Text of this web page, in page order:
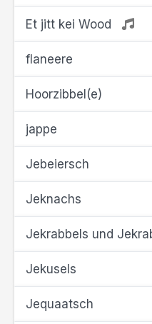
Et jitt kei Wood
flaneere
Hoorzibbel(e)
jappe
Jebeiersch
Jeknachs
Jekrabbels und
Jekusels
Jequaatsch